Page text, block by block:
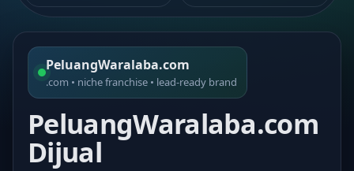
PeluangWaralaba.com
.com • niche franchise • lead-ready brand
PeluangWaralaba.com
Dijual